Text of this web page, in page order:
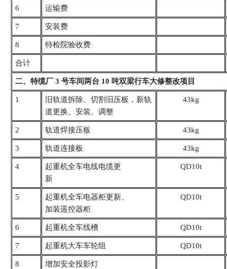
6 运输费
7 安装费
8 特检院验收费
合计
二、特缆厂 3 号车间两台 10 吨双梁行车大修整改项目
1 旧轨道拆除、切割旧压板，新轨
道更换、安装、调整
43kg
2 轨道焊接压板 43kg
3 轨道连接板 43kg
4
起重机全车电线电缆更
新
QD10t
5
起重机全车电器柜更新、
加装遥控器柜
QD10t
6 起重机全车线槽 QD10t
7 起重机大车车轮组 QD10t
8 增加安全投影灯